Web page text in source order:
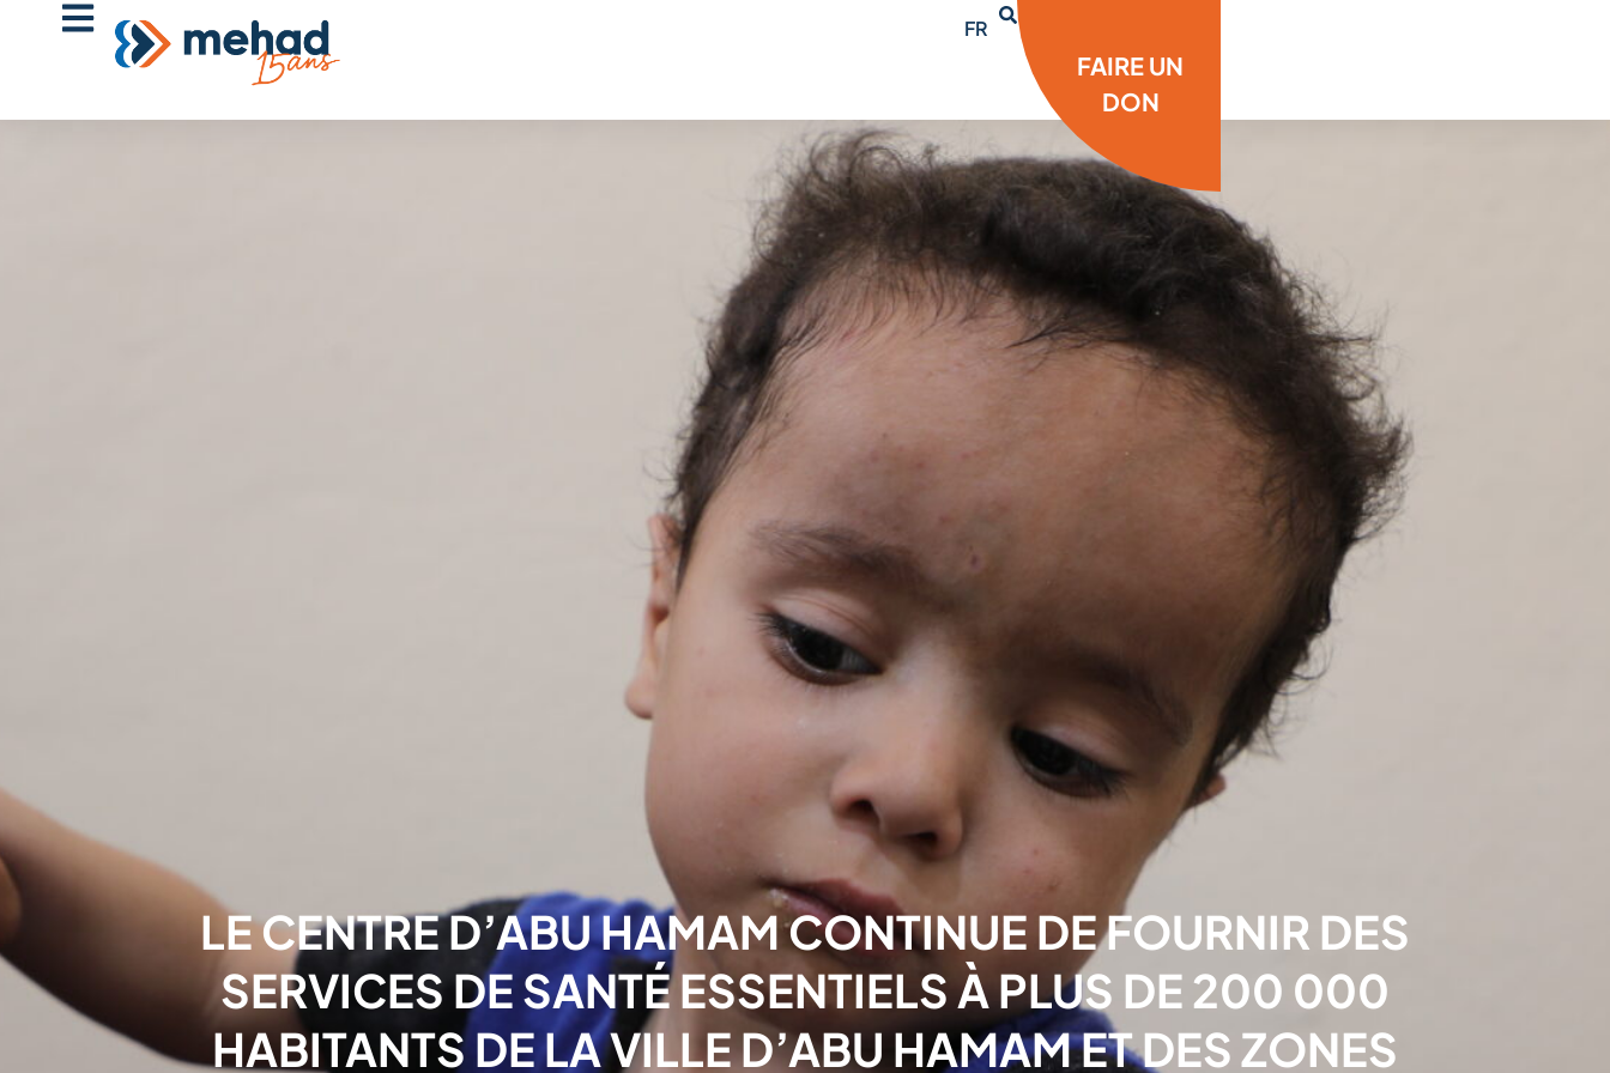
FR
AR
FAIRE UN
DON
LE CENTRE D’ABU HAMAM CONTINUE DE FOURNIR DES
SERVICES DE SANTÉ ESSENTIELS À PLUS DE 200 000
HABITANTS DE LA VILLE D’ABU HAMAM ET DES ZONES